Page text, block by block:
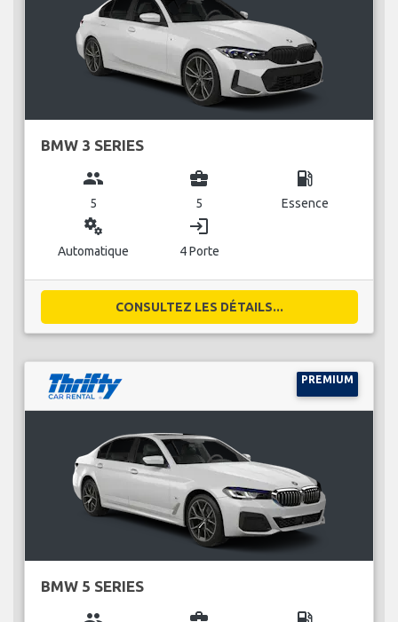
BMW 3 SERIES
group
5
business_center
5
local_gas_station
Essence
miscellaneous_services
Automatique
login
4 Porte
CONSULTEZ LES DÉTAILS...
PREMIUM
BMW 5 SERIES